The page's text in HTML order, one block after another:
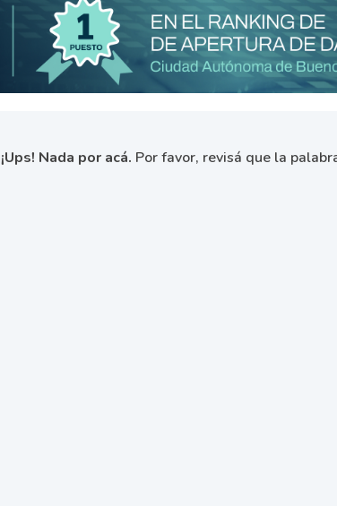
¡Ups! Nada por acá. Por favor, revisá que la